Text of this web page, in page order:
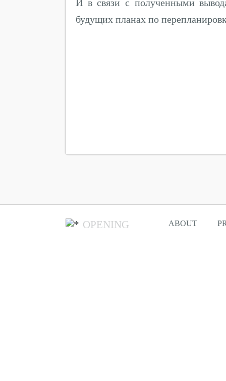
И в связи с полученными
будущих планах по
OPENING ABOUT